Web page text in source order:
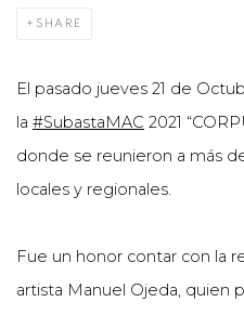
SHARE
El pasado jueves 21 de
la #SubastaMAC 2021
donde se reunieron a más
locales y regionales.
Fue un honor contar con la
artista Manuel Ojeda, quien